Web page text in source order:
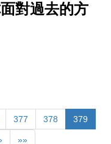
對過去的方
377 378 379
»»